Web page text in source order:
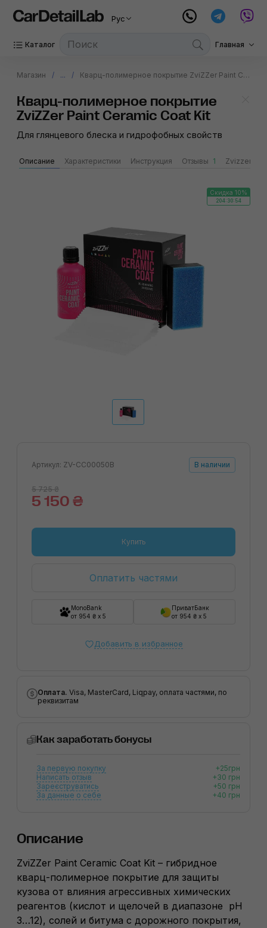
Рус
Каталог Главная
Магазин ... Кварц-полимерное покрытие ZviZZer Paint Ceramic Coat Kit
Кварц-полимерное покрытие
ZviZZer Paint Ceramic Coat Kit
Для глянцевого блеска и гидрофобных свойств
Описание Характеристики Инструкция Отзывы 1 Zvizzer
Скидка 10%
204:30:54
Артикул: ZV-CC00050B В наличии
5 725 ₴
5 150 ₴
Купить
Оплатить частями
MonoBank
от 954 ₴ x 5
ПриватБанк
от 954 ₴ x 5
Добавить в избранное
Оплата. Visa, MasterCard, Liqpay, оплата частями, по
реквизитам
Как заработать бонусы
За первую покупку
+25грн
Написать отзыв
+30 грн
Зареєструватись
+50 грн
За данные о себе
+40 грн
Описание
ZviZZer Paint Ceramic Coat Kit – гибридное
кварц-полимерное покрытие для защиты
кузова от влияния агрессивных химических
реагентов (кислот и щелочей в диапазоне pH
3…12), солей и битума с дорожного покрытия,